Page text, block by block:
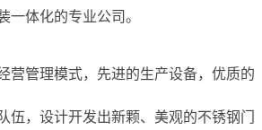
一体化的专业公司。
营管理模式，先进的生产设备，优质的
伍，设计开发出新颗、美观的不锈钢门